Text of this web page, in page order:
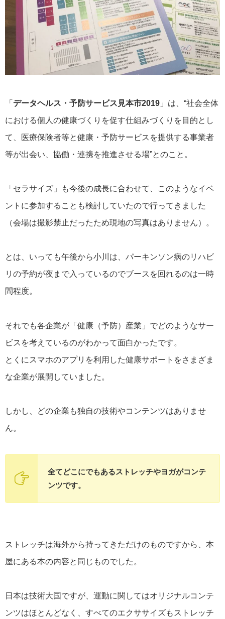
「 データヘルス・予防サービス見本市2019 」は、“社会全体
における個人の健康づくりを促す仕組みづくりを目的とし
て、医療保険者等と健康・予防サービスを提供する事業者
等が出会い、協働・連携を推進させる場”とのこと。
「セラサイズ」も今後の成長に合わせて、このようなイベ
ントに参加することも検討していたので行ってきました
（会場は撮影禁止だったため現地の写真はありません）。
とは、いっても午後から小川は、パーキンソン病のリハビ
リの予約が夜まで入っているのでブースを回れるのは一時
間程度。
それでも各企業が「健康（予防）産業」でどのようなサー
ビスを考えているのがわかって面白かったです。
とくにスマホのアプリを利用した健康サポートをさまざま
な企業が展開していました。
しかし、どの企業も独自の技術やコンテンツはありませ
ん。
全てどこにでもあるストレッチやヨガがコンテ
ンツです。
ストレッチは海外から持ってきただけのものですから、本
屋にある本の内容と同じものでした。
日本は技術大国ですが、運動に関してはオリジナルコンテ
ンツはほとんどなく、すべてのエクササイズもストレッチ